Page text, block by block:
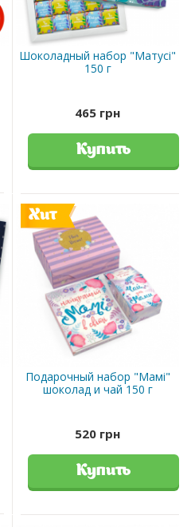
Шоколадный набор "Матусі"
150 г
465 грн
Купить
Хит
Подарочный набор "Мамі"
шоколад и чай 150 г
520 грн
Купить